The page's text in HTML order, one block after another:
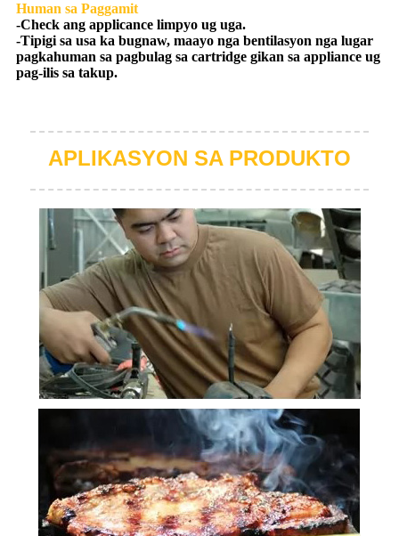
Human sa Paggamit
-Check ang applicance limpyo ug uga.
-Tipigi sa usa ka bugnaw, maayo nga bentilasyon nga lugar
pagkahuman sa pagbulag sa cartridge gikan sa appliance ug
pag-ilis sa takup.
APLIKASYON SA PRODUKTO